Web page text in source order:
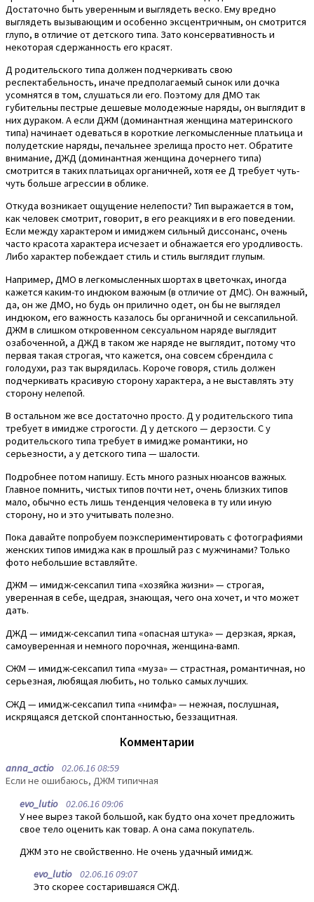
Достаточно быть уверенным и выглядеть веско. Ему вредно
выглядеть вызывающим и особенно эксцентричным, он смотрится
глупо, в отличие от детского типа. Зато консервативность и
некоторая сдержанность его красят.
Д родительского типа должен подчеркивать свою
респектабельность, иначе предполагаемый сынок или дочка
усомнятся в том, слушаться ли его. Поэтому для ДМО так
губительны пестрые дешевые молодежные наряды, он выглядит в
них дураком. А если ДЖМ (доминантная женщина материнского
типа) начинает одеваться в короткие легкомысленные платьица и
полудетские наряды, печальнее зрелища просто нет. Обратите
внимание, ДЖД (доминантная женщина дочернего типа)
смотрится в таких платьицах органичней, хотя ее Д требует чуть-
чуть больше агрессии в облике.
Откуда возникает ощущение нелепости? Тип выражается в том,
как человек смотрит, говорит, в его реакциях и в его поведении.
Если между характером и имиджем сильный диссонанс, очень
часто красота характера исчезает и обнажается его уродливость.
Либо характер побеждает стиль и стиль выглядит глупым.
Например, ДМО в легкомысленных шортах в цветочках, иногда
кажется каким-то индюком важным (в отличие от ДМС). Он важный,
да, он же ДМО, но будь он прилично одет, он бы не выглядел
индюком, его важность казалось бы органичной и сексапильной.
ДЖМ в слишком откровенном сексуальном наряде выглядит
озабоченной, а ДЖД в таком же наряде не выглядит, потому что
первая такая строгая, что кажется, она совсем сбрендила с
голодухи, раз так вырядилась. Короче говоря, стиль должен
подчеркивать красивую сторону характера, а не выставлять эту
сторону нелепой.
В остальном же все достаточно просто. Д у родительского типа
требует в имидже строгости. Д у детского — дерзости. С у
родительского типа требует в имидже романтики, но
серьезности, а у детского типа — шалости.
Подробнее потом напишу. Есть много разных нюансов важных.
Главное помнить, чистых типов почти нет, очень близких типов
мало, обычно есть лишь тенденция человека в ту или иную
сторону, но и это учитывать полезно.
Пока давайте попробуем поэкспериментировать с фотографиями
женских типов имиджа как в прошлый раз с мужчинами? Только
фото небольшие вставляйте.
ДЖМ — имидж-сексапил типа «хозяйка жизни» — строгая,
уверенная в себе, щедрая, знающая, чего она хочет, и что может
дать.
ДЖД — имидж-сексапил типа «опасная штука» — дерзкая, яркая,
самоуверенная и немного порочная, женщина-вамп.
СЖМ — имидж-сексапил типа «муза» — страстная, романтичная, но
серьезная, любящая любить, но только самых лучших.
СЖД — имидж-сексапил типа «нимфа» — нежная, послушная,
искрящаяся детской спонтанностью, беззащитная.
Комментарии
anna_actio02.06.16 08:59
Если не ошибаюсь, ДЖМ типичная
evo_lutio02.06.16 09:06
У нее вырез такой большой, как будто она хочет предложить
свое тело оценить как товар. А она сама покупатель.
ДЖМ это не свойственно. Не очень удачный имидж.
evo_lutio02.06.16 09:07
Это скорее состарившаяся СЖД.